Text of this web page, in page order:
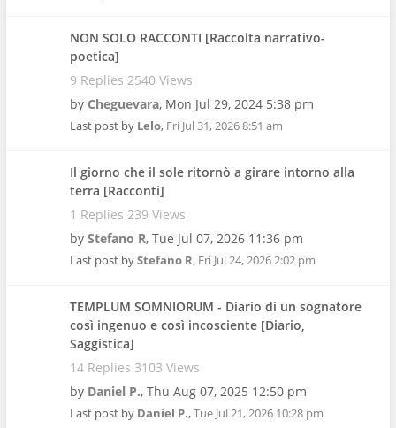
NON SOLO RACCONTI [Raccolta narrativo-
poetica]
9 Replies 2540 Views
by Cheguevara, Mon Jul 29, 2024 5:38 pm
Last post by Lelo, Fri Jul 31, 2026 8:51 am
Il giorno che il sole ritornò a girare intorno alla
terra [Racconti]
1 Replies 239 Views
by Stefano R, Tue Jul 07, 2026 11:36 pm
Last post byStefano R, Fri Jul 24, 2026 2:02 pm
TEMPLUM SOMNIORUM - Diario di un sognatore
così ingenuo e così incosciente [Diario,
Saggistica]
14 Replies 3103 Views
by Daniel P., Thu Aug 07, 2025 12:50 pm
Last post by Daniel P.,Tue Jul 21, 2026 10:28 pm